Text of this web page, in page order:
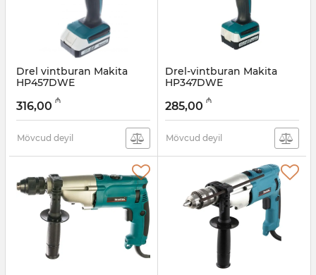
Drel vintburan Makita
HP457DWE
004001091
316,00 ₼
Mövcud deyil
Drel-vintburan Makita
HP347DWE
004001090
285,00 ₼
Mövcud deyil